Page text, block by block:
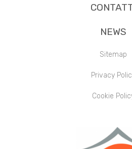
NEWS
Sitemap
Privacy
Cookie